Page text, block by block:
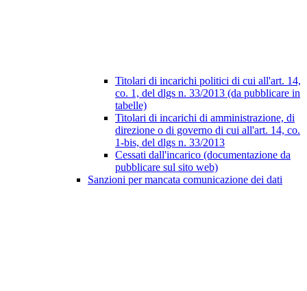
Titolari di incarichi politici di cui all'art. 14,
co. 1, del dlgs n. 33/2013 (da pubblicare in
tabelle)
Titolari di incarichi di amministrazione, di
direzione o di governo di cui all'art. 14, co.
1-bis, del dlgs n. 33/2013
Cessati dall'incarico (documentazione da
pubblicare sul sito web)
Sanzioni per mancata comunicazione dei dati